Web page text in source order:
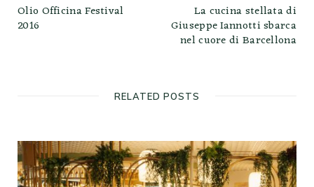
Olio Officina Festival
2016
La cucina stellata di
Giuseppe Iannotti sbarca
nel cuore di Barcellona
RELATED POSTS